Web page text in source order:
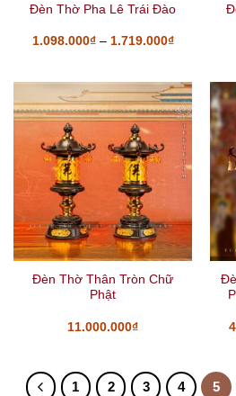
Đèn Thờ Pha Lê Trái Đào
1.098.000₫– 1.719.000₫
Đèn Thờ Thân Tròn Chữ
Phật
11.000.000₫
1 2 3 4 5